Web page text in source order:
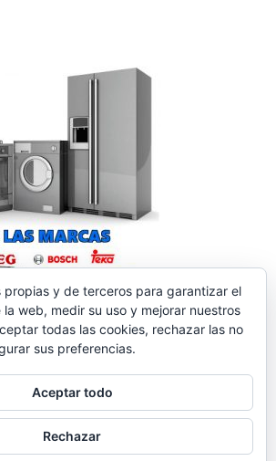
,Funciona gracias a
Aviso legal
propias y de terceros para garantizar el
web, medir su uso y mejorar nuestros
todas las cookies, rechazar las no
sus preferencias.
Aceptar todo
Rechazar